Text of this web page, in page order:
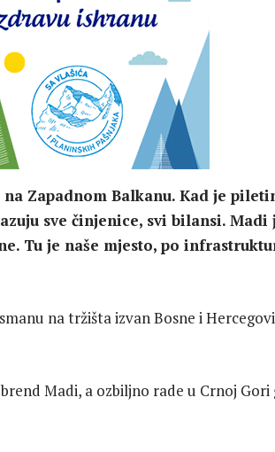
Zapadnom Balkanu. Kad je
sve činjenice, svi bilansi.
Tu je naše mjesto, po
na tržišta izvan Bosne i
Madi, a ozbiljno rade u Crnoj Gori